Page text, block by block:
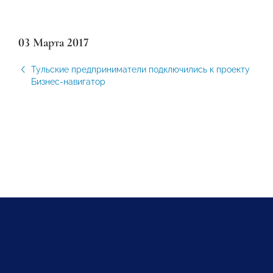
03 Марта 2017
Тульские предприниматели подключились к проекту
Бизнес-навигатор